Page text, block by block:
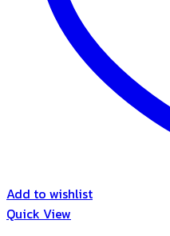
Add to wishlist
Quick View